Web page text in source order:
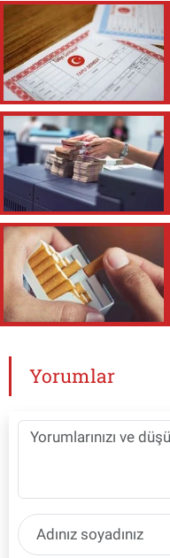
Yorumlar